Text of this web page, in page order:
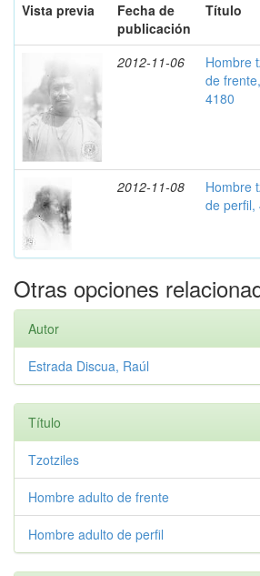
Vista previa
Fecha de
publicación
Título
2012-11-06
Hombre
de frente,
4180
2012-11-08
Hombre
de perfil,
Otras opciones
Autor
Estrada Discua, Raúl
Título
Tzotziles
Hombre adulto de frente
Hombre adulto de perfil